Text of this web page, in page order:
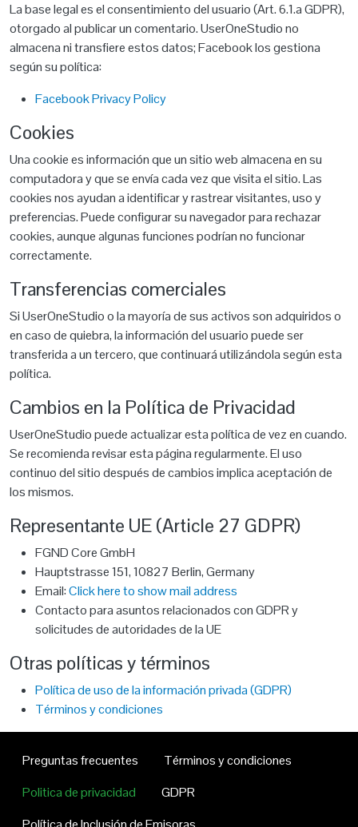
La base legal es el consentimiento del usuario (Art. 6.1.a GDPR),
otorgado al publicar un comentario. UserOneStudio no
almacena ni transfiere estos datos; Facebook los gestiona
según su política:
Facebook Privacy Policy
Cookies
Una cookie es información que un sitio web almacena en su
computadora y que se envía cada vez que visita el sitio. Las
cookies nos ayudan a identificar y rastrear visitantes, uso y
preferencias. Puede configurar su navegador para rechazar
cookies, aunque algunas funciones podrían no funcionar
correctamente.
Transferencias comerciales
Si UserOneStudio o la mayoría de sus activos son adquiridos o
en caso de quiebra, la información del usuario puede ser
transferida a un tercero, que continuará utilizándola según esta
política.
Cambios en la Política de Privacidad
UserOneStudio puede actualizar esta política de vez en cuando.
Se recomienda revisar esta página regularmente. El uso
continuo del sitio después de cambios implica aceptación de
los mismos.
Representante UE (Article 27 GDPR)
FGND Core GmbH
Hauptstrasse 151, 10827 Berlin, Germany
Email:Click here to show mail address
Contacto para asuntos relacionados con GDPR y
solicitudes de autoridades de la UE
Otras políticas y términos
Política de uso de la información privada (GDPR)
Términos y condiciones
Pie de página
Preguntas frecuentes
Términos y condiciones
Politica de privacidad
GDPR